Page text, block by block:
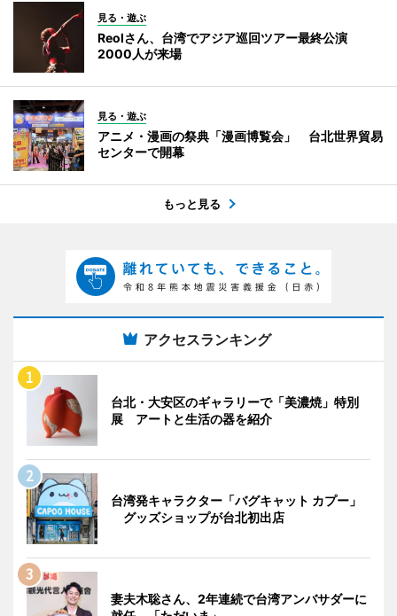
見る・遊ぶ
Reolさん、台湾でアジア巡回ツアー最終公演
2000人が来場
見る・遊ぶ
アニメ・漫画の祭典「漫画博覧会」 台北世界貿易
センターで開幕
もっと見る
アクセスランキング
台北・大安区のギャラリーで「美濃焼」特別
展 アートと生活の器を紹介
台湾発キャラクター「バグキャット カプー」
グッズショップが台北初出店
妻夫木聡さん、2年連続で台湾アンバサダーに